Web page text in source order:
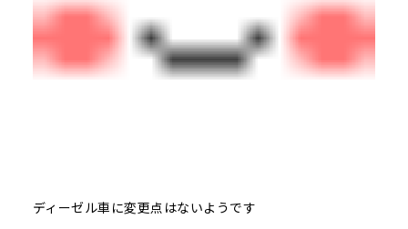
ディーゼル車に変更点はないようです